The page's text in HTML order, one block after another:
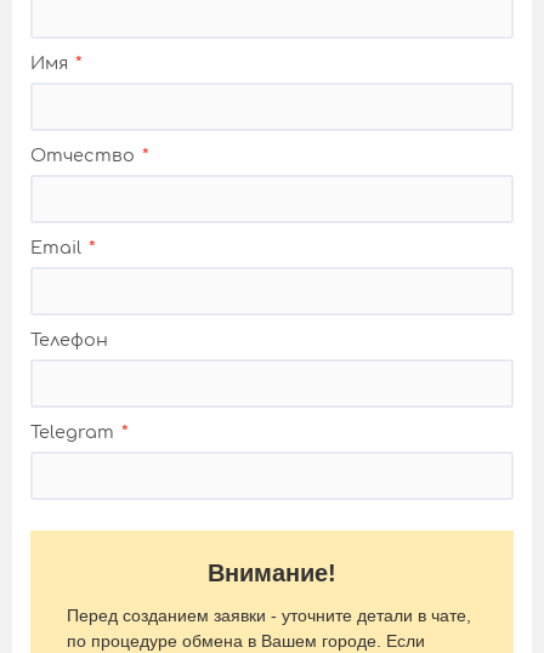
Имя
Отчество
Email
Телефон
Telegram
Внимание!
Перед созданием заявки - уточните детали в чате,
по процедуре обмена в Вашем городе. Если